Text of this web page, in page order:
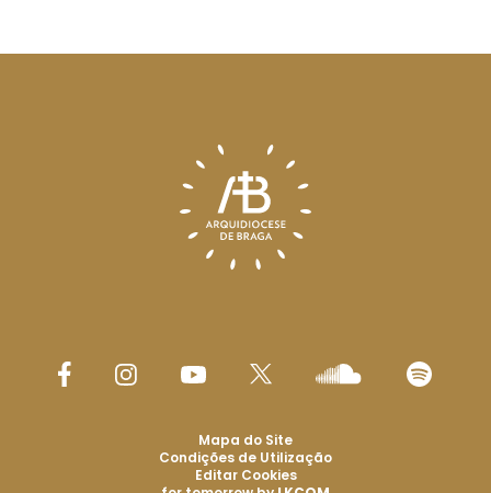
Mapa do Site
Condições de Utilização
Editar Cookies